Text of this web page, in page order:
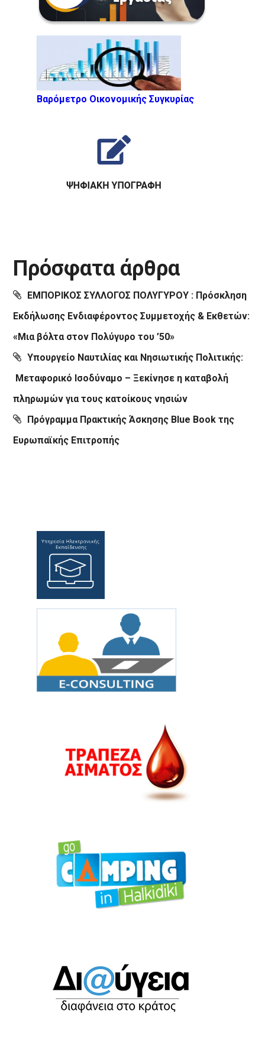
Βαρόμετρο Οικονομικής Συγκυρίας
Πρόσφατα άρθρα
ΕΜΠΟΡΙΚΟΣ ΣΥΛΛΟΓΟΣ ΠΟΛΥΓΥΡΟΥ : Πρόσκληση
Εκδήλωσης Ενδιαφέροντος Συμμετοχής & Εκθετών:
«Μια βόλτα στον Πολύγυρο του ’50»
Υπουργείο Ναυτιλίας και Νησιωτικής Πολιτικής:
Μεταφορικό Ισοδύναμο – Ξεκίνησε η καταβολή
πληρωμών για τους κατοίκους νησιών
Πρόγραμμα Πρακτικής Άσκησης Blue Book της
Ευρωπαϊκής Επιτροπής